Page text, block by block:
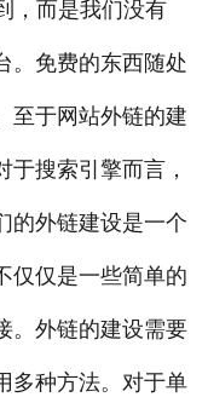
，而是我们没有
。免费的东西随处
至于网站外链的建
搜索引擎而言，
的外链建设是一个
仅仅是一些简单的
。外链的建设需要
多种方法。对于单